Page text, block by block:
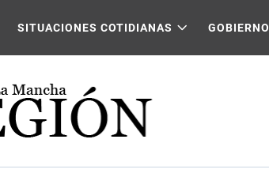
SITUACIONES COTIDIANAS GOBIERNO